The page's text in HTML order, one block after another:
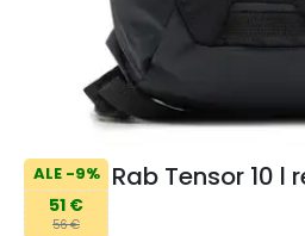
ALE -9%
51 €
56 €
Rab Tensor 10 l